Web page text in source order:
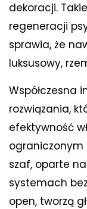
dekoracji.
regeneracji
sprawia, że
luksusowy,
Współczesna
rozwiązania,
efektywność
ograniczonym
szaf, oparte
systemach
open, tworzą